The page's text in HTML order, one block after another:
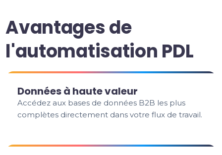
Avantages de
l'automatisation PDL
Données à haute valeur
Accédez aux bases de données B2B les plus
complètes directement dans votre flux de travail.